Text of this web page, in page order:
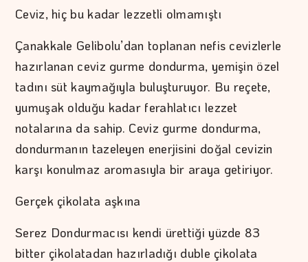
Ceviz, hiç bu kadar lezzetli olmamıştı
Çanakkale Gelibolu’dan toplanan nefis cevizlerle
hazırlanan ceviz gurme dondurma, yemişin özel
tadını süt kaymağıyla buluşturuyor. Bu reçete,
yumuşak olduğu kadar ferahlatıcı lezzet
notalarına da sahip. Ceviz gurme dondurma,
dondurmanın tazeleyen enerjisini doğal cevizin
karşı konulmaz aromasıyla bir araya getiriyor.
Gerçek çikolata aşkına
Serez Dondurmacısı kendi ürettiği yüzde 83
bitter çikolatadan hazırladığı duble çikolata